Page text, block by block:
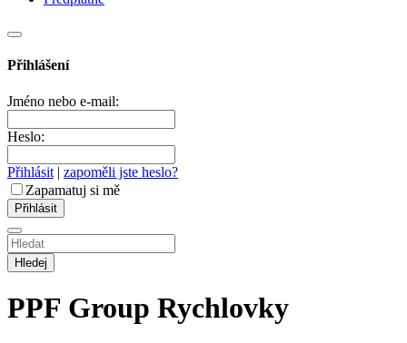
Přihlášení
Jméno nebo e-mail:
Heslo:
Přihlásit | zapoměli jste heslo?
Zapamatuj si mě
Hledej
PPF Group Rychlovky